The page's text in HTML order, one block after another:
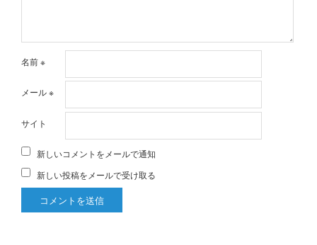
名前※
メール※
サイト
新しいコメントをメールで通知
新しい投稿をメールで受け取る